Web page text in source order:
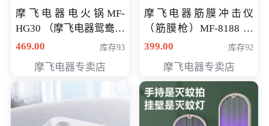
摩飞电器电火锅MF-
HG30 （摩飞电器鸳鸯锅
MF-HG30 ） 会员专享价
469.00 库存93
摩飞电器专卖店
摩飞电器筋膜冲击仪
（筋膜枪）MF-8188 会
员专享价268元
399.00 库存92
摩飞电器专卖店